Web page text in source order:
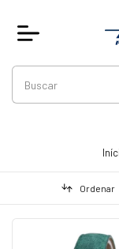
Ordenar